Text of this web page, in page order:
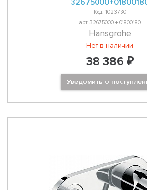
Код: 1023730
арт 32675000 + 01800180
Hansgrohe
Нет в наличии
38 386 ₽
Уведомить о